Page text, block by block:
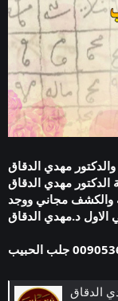
مهدي الدقاق
مهدي الدقاق
المجانية والكشف مجاني ووجد
الاول د.مهدي الدقاق
الدقاق